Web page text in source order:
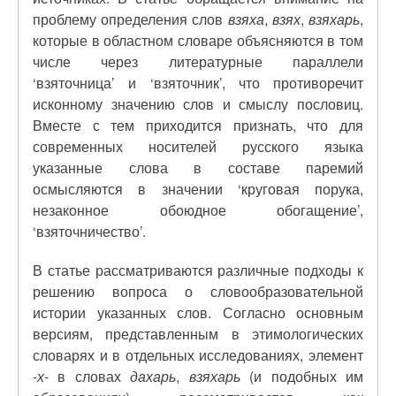
проблему определения слов взяха, взях, взяхарь,
которые в областном словаре объясняются в том
числе через литературные параллели
‘взяточница’ и ‘взяточник’, что противоречит
исконному значению слов и смыслу пословиц.
Вместе с тем приходится признать, что для
современных носителей русского языка
указанные слова в составе паремий
осмысляются в значении ‘круговая порука,
незаконное обоюдное обогащение’,
‘взяточничество’.
В статье рассматриваются различные подходы к
решению вопроса о словообразовательной
истории указанных слов. Согласно основным
версиям, представленным в этимологических
словарях и в отдельных исследованиях, элемент
-х- в словахдахарь, взяхарь(и подобных им